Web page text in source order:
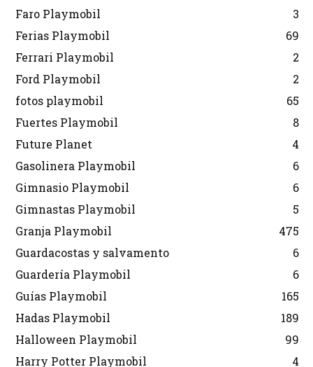
Faro Playmobil
3
Ferias Playmobil
69
Ferrari Playmobil
2
Ford Playmobil
2
fotos playmobil
65
Fuertes Playmobil
8
Future Planet
4
Gasolinera Playmobil
6
Gimnasio Playmobil
6
Gimnastas Playmobil
5
Granja Playmobil
475
Guardacostas y salvamento
6
Guardería Playmobil
6
Guías Playmobil
165
Hadas Playmobil
189
Halloween Playmobil
99
Harry Potter Playmobil
4